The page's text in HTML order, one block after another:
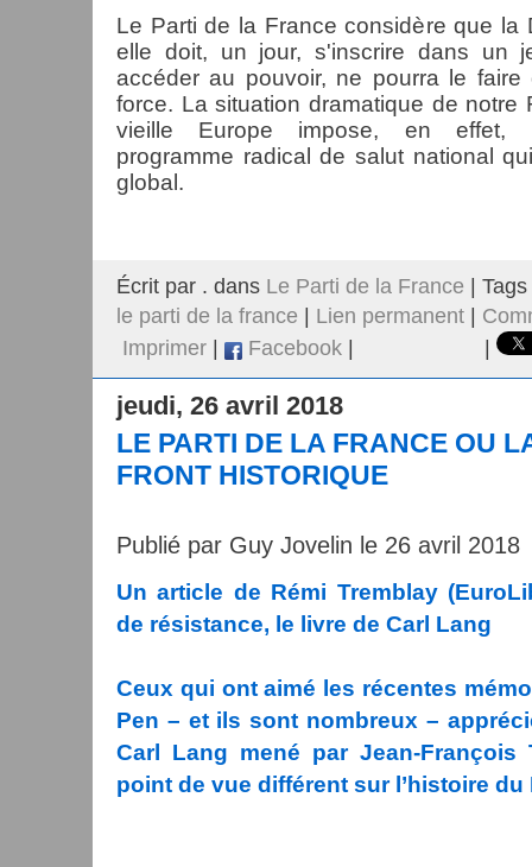
Le Parti de la France considère que la
elle doit, un jour, s'inscrire dans un
accéder au pouvoir, ne pourra le faire
force. La situation dramatique de notre
vieille Europe impose, en effet,
programme radical de salut national
global.
Écrit par . dans Le Parti de la France |
le parti de la france
Lien permanent
Imprimer
Facebook
jeudi, 26 avril 2018
LE PARTI DE LA FRANCE OU
FRONT HISTORIQUE
Publié par Guy Jovelin le 26 avril 2018
Un article de Rémi Tremblay
de résistance, le livre de Carl Lang
Ceux qui ont aimé les récentes
Pen – et ils sont nombreux –
Carl Lang mené par Jean-François
point de vue différent sur l’histoire du